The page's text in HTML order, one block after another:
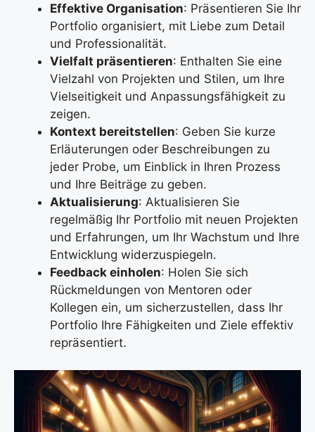
Effektive Organisation: Präsentieren Sie Ihr
Portfolio organisiert, mit Liebe zum Detail
und Professionalität.
Vielfalt präsentieren: Enthalten Sie eine
Vielzahl von Projekten und Stilen, um Ihre
Vielseitigkeit und Anpassungsfähigkeit zu
zeigen.
Kontext bereitstellen: Geben Sie kurze
Erläuterungen oder Beschreibungen zu
jeder Probe, um Einblick in Ihren Prozess
und Ihre Beiträge zu geben.
Aktualisierung: Aktualisieren Sie
regelmäßig Ihr Portfolio mit neuen Projekten
und Erfahrungen, um Ihr Wachstum und Ihre
Entwicklung widerzuspiegeln.
Feedback einholen: Holen Sie sich
Rückmeldungen von Mentoren oder
Kollegen ein, um sicherzustellen, dass Ihr
Portfolio Ihre Fähigkeiten und Ziele effektiv
repräsentiert.